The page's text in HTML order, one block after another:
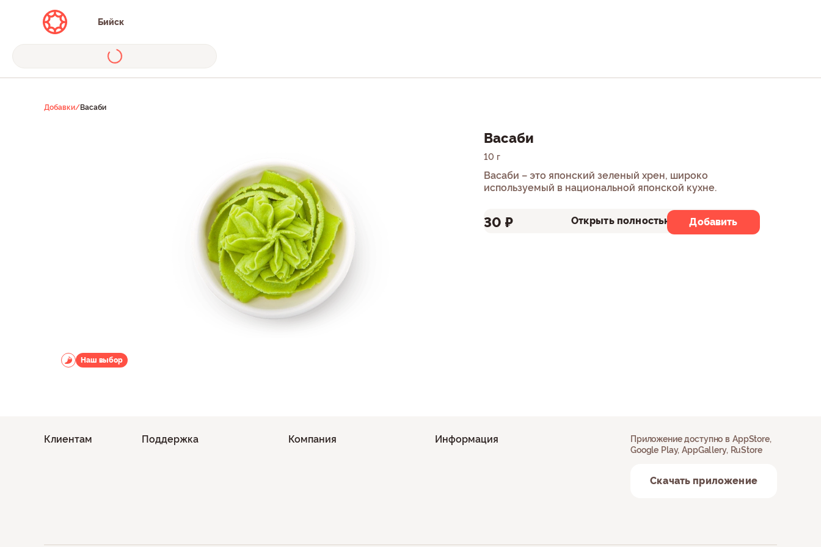
Бийск
Добавки/Васаби
Наш выбор
Васаби
10 г
Васаби – это японский зеленый хрен, широко
используемый в национальной японской кухне.
Открыть полностью
30 ₽ Добавить
Клиентам Поддержка Компания Информация
Приложение доступно в AppStore,
Google Play, AppGallery, RuStore
Скачать приложение